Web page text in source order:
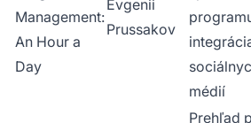
Management:
An Hour a
Day
Evgenii
Prussakov
médií
Prehľad